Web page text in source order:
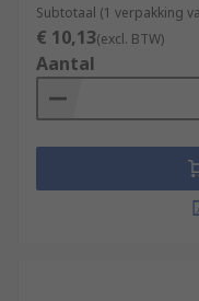
Subtotaal (1 verpakking
€ 10,13(excl. BTW)
Aantal